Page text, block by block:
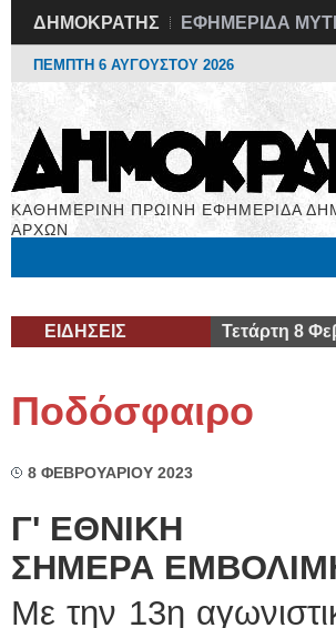
ΔΗΜΟΚΡΑΤΗΣ ΕΦΗΜΕΡΙΔΑ
ΠΕΜΠΤΗ 6 ΑΥΓΟΥΣΤΟΥ 2026
ΚΑΘΗΜΕΡΙΝΗ ΠΡΩΙΝΗ ΕΦΗΜΕΡΙΔΑ
ΑΡΧΩΝ
ΕΙΔΗΣΕΙΣ Τετάρτη 8
Ποδόσφαιρο
8 ΦΕΒΡΟΥΑΡΙΟΥ 2023
Γ' ΕΘΝΙΚΗ
ΣΗΜΕΡΑ
Με την 13η